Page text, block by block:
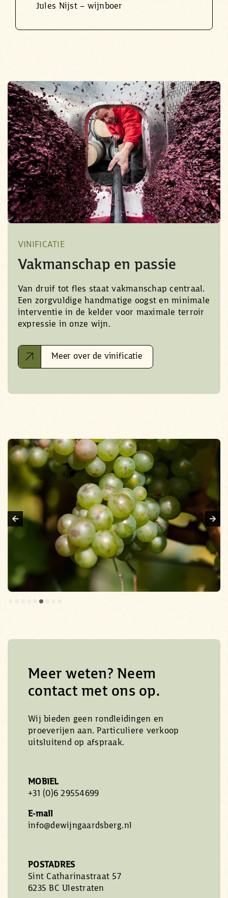
Jules Nijst – wijnboer
VINIFICATIE
Vakmanschap en passie
Van druif tot fles staat vakmanschap centraal.
Een zorgvuldige handmatige oogst en minimale
interventie in de kelder voor maximale terroir
expressie in onze wijn.
Meer over de vinificatie
Meer weten? Neem
contact met ons op.
Wij bieden geen rondleidingen en
proeverijen aan. Particuliere verkoop
uitsluitend op afspraak.
MOBIEL
+31 (0)6 29554699
E-mail
info@dewijngaardsberg.nl
POSTADRES
Sint Catharinastraat 57
6235 BC Ulestraten